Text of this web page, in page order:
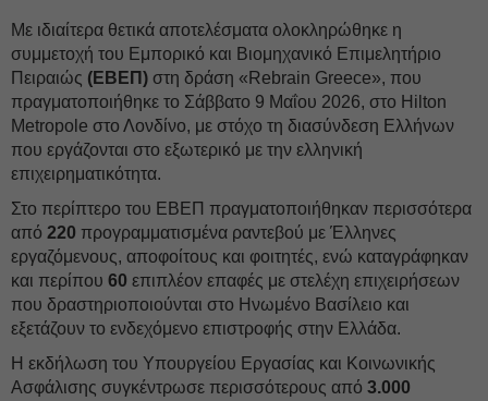
Με ιδιαίτερα θετικά αποτελέσματα ολοκληρώθηκε η
συμμετοχή του Εμπορικό και Βιομηχανικό Επιμελητήριο
Πειραιώς (ΕΒΕΠ) στη δράση «Rebrain Greece», που
πραγματοποιήθηκε το Σάββατο 9 Μαΐου 2026, στο Hilton
Metropole στο Λονδίνο, με στόχο τη διασύνδεση Ελλήνων
που εργάζονται στο εξωτερικό με την ελληνική
επιχειρηματικότητα.
Στο περίπτερο του ΕΒΕΠ πραγματοποιήθηκαν περισσότερα
από 220 προγραμματισμένα ραντεβού με Έλληνες
εργαζόμενους, αποφοίτους και φοιτητές, ενώ καταγράφηκαν
και περίπου 60 επιπλέον επαφές με στελέχη επιχειρήσεων
που δραστηριοποιούνται στο Ηνωμένο Βασίλειο και
εξετάζουν το ενδεχόμενο επιστροφής στην Ελλάδα.
Η εκδήλωση του Υπουργείου Εργασίας και Κοινωνικής
Ασφάλισης συγκέντρωσε περισσότερους από 3.000